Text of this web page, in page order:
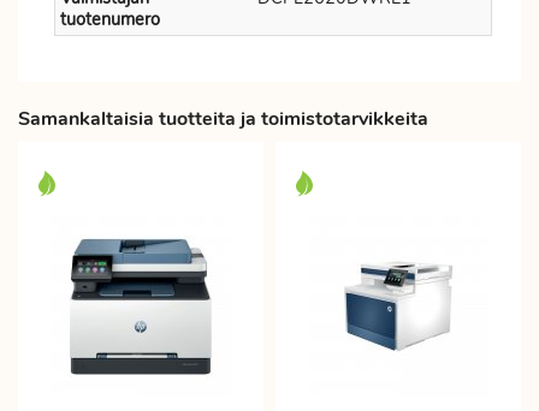
tuotenumero
Samankaltaisia tuotteita ja toimistotarvikkeita